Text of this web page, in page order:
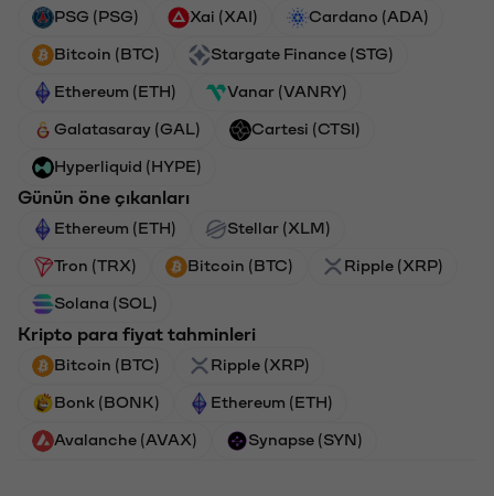
PSG (PSG) Xai (XAI) Cardano (ADA)
Bitcoin (BTC) Stargate Finance (STG)
Ethereum (ETH) Vanar (VANRY)
Galatasaray (GAL) Cartesi (CTSI)
Hyperliquid (HYPE)
Günün öne çıkanları
Ethereum (ETH) Stellar (XLM)
Tron (TRX) Bitcoin (BTC) Ripple (XRP)
Solana (SOL)
Kripto para fiyat tahminleri
Bitcoin (BTC) Ripple (XRP)
Bonk (BONK) Ethereum (ETH)
Avalanche (AVAX) Synapse (SYN)